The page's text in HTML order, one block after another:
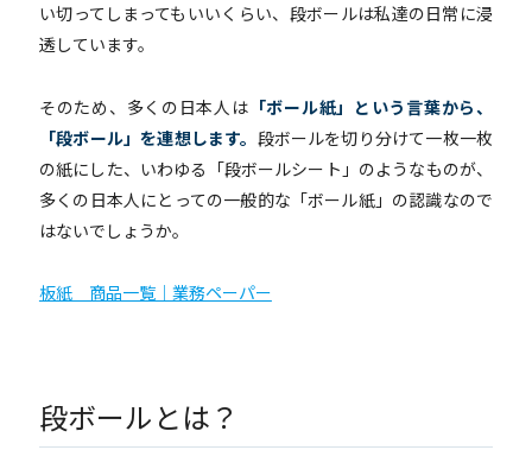
い切ってしまってもいいくらい、段ボールは私達の日常に浸
透しています。
そのため、多くの日本人は 「ボール紙」という言葉から、
「段ボール」を連想します。 段ボールを切り分けて一枚一枚
の紙にした、いわゆる「段ボールシート」のようなものが、
多くの日本人にとっての一般的な「ボール紙」の認識なので
はないでしょうか。
板紙 商品一覧｜業務ペーパー
段ボールとは？